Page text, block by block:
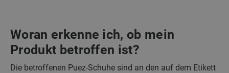
Woran erkenne ich, ob mein
Produkt betroffen ist?
Die betroffenen Puez-Schuhe sind an den auf dem Etikett